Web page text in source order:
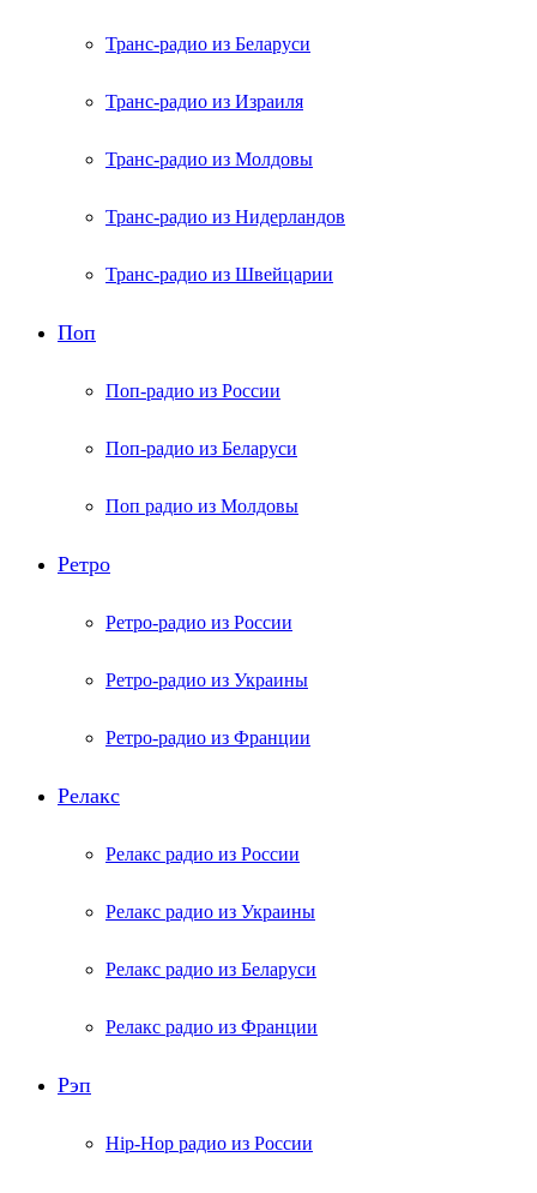
Транс-радио из Беларуси
Транс-радио из Израиля
Транс-радио из Молдовы
Транс-радио из Нидерландов
Транс-радио из Швейцарии
Поп
Поп-радио из России
Поп-радио из Беларуси
Поп радио из Молдовы
Ретро
Ретро-радио из России
Ретро-радио из Украины
Ретро-радио из Франции
Релакс
Релакс радио из России
Релакс радио из Украины
Релакс радио из Беларуси
Релакс радио из Франции
Рэп
Hip-Hop радио из России